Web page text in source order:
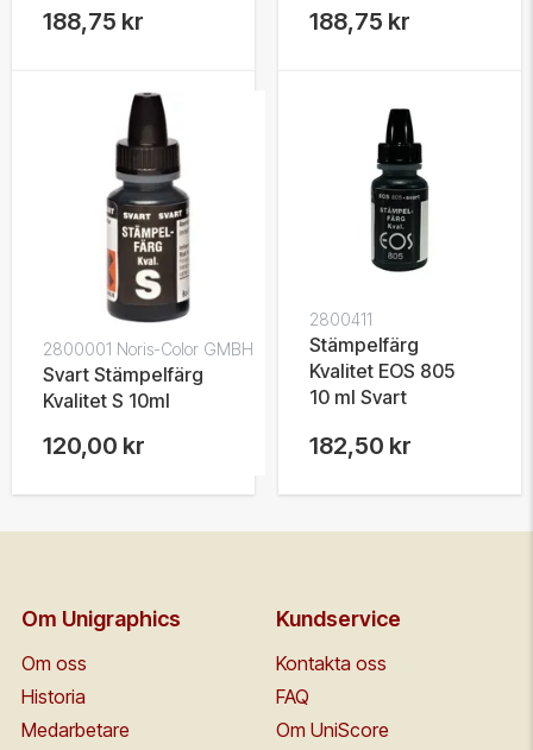
188,75 kr 188,75 kr
2800001 Noris-Color GMBH
Svart Stämpelfärg
Kvalitet S 10ml
120,00 kr
2800411
Stämpelfärg
Kvalitet EOS 805
10 ml Svart
182,50 kr
Om Unigraphics
Om oss
Historia
Medarbetare
Kundservice
Kontakta oss
FAQ
Om UniScore